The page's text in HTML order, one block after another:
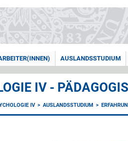
AUSLANDSSTUDIUM
IV -
IV AUSLANDSSTUDIUM